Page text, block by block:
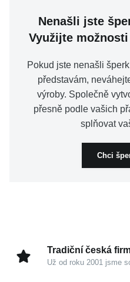
Nenašli jste
Využijte
Pokud jste nenašli
představám,
výroby. Společně
přesně podle vašich
splňovat
Chci
Tradiční česká
Už od roku 2001 jsme